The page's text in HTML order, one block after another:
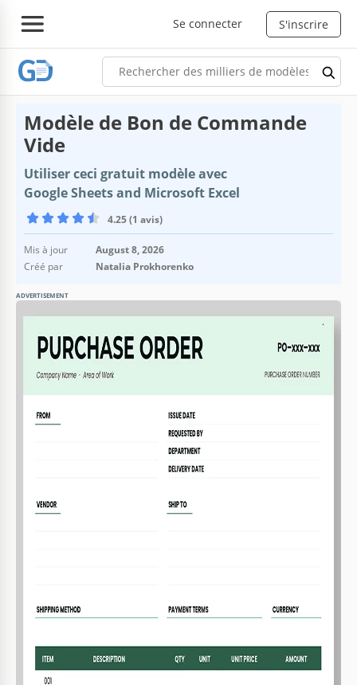
Se connecter S'inscrire
Modèle de Bon de Commande
Vide
Utiliser ceci gratuit modèle avec
Google Sheets and Microsoft Excel
4.25 (1 avis)
Mis à jour
August 8, 2026
Créé par
Natalia Prokhorenko
ADVERTISEMENT